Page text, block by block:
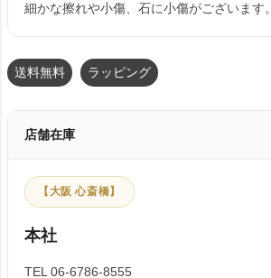
細かな擦れや小傷、石に小傷がございます。
送料無料 ラッピング
店舗在庫
【大阪 心斎橋】
本社
TEL 06-6786-8555